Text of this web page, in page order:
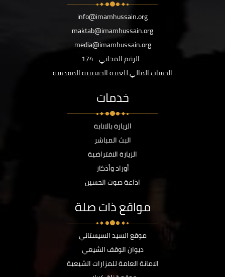
info@imamhussain.org
maktab@imamhussain.org
media@imamhussain.org
الرقم المجاني 174
الحساب المالي للعتبة الحسينية المقدسة
خدمات
الزيارة بالانابة
البث المباشر
الزيارة الافتراضية
أوراد وأذكار
اذاعة صوت الحسين
مواقع ذات صلة
موقع السيد السيستاني
ديوان الوقف الشيعي
الامانة العامة للمزارات الشيعية